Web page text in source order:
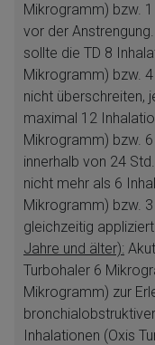
Mikrogramm) bzw.
vor der
sollte die TD 8
Mikrogramm) bzw.
nicht überschreiten,
maximal 12
Mikrogramm) bzw.
innerhalb von 24
nicht mehr als 6
Mikrogramm) bzw.
gleichzeitig
Jahre und älter):
Turbohaler 6
Mikrogramm) zur
Inhalationen (Oxis